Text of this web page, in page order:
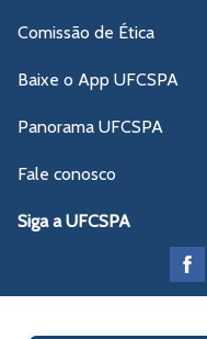
Comissão de Ética
Baixe o App UFCSPA
Panorama UFCSPA
Fale conosco
Siga a UFCSPA